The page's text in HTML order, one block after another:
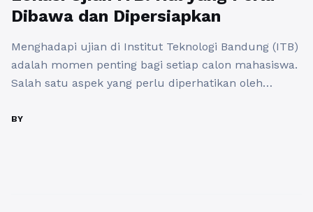
Dibawa dan Dipersiapkan
Menghadapi ujian di Institut Teknologi Bandung (ITB)
adalah momen penting bagi setiap calon mahasiswa.
Salah satu aspek yang perlu diperhatikan oleh
Terdapat beberapa lokasi yang digunakan untuk
BY